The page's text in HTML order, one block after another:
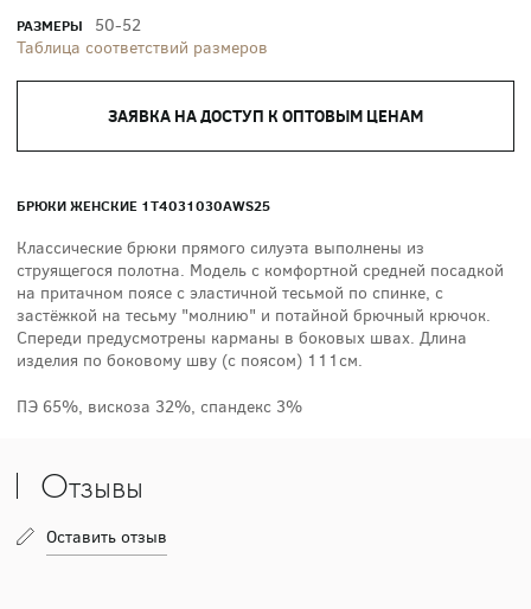
РАЗМЕРЫ
50-52
Таблица соответствий размеров
ЗАЯВКА НА ДОСТУП К ОПТОВЫМ ЦЕНАМ
БРЮКИ ЖЕНСКИЕ 1T4031030AWS25
Классические брюки прямого силуэта выполнены из
струящегося полотна. Модель с комфортной средней посадкой
на притачном поясе с эластичной тесьмой по спинке, с
застёжкой на тесьму "молнию" и потайной брючный крючок.
Спереди предусмотрены карманы в боковых швах. Длина
изделия по боковому шву (с поясом) 111см.
ПЭ 65%, вискоза 32%, спандекс 3%
Отзывы
Оставить отзыв